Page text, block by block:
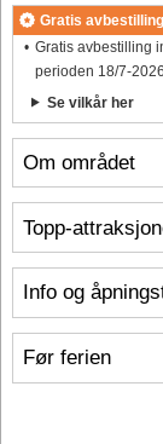
Om området
Info og
Før ferien
Gratis avbestilling
Gratis avbestilling
perioden 18/7-
Se vilkår her
Topp-